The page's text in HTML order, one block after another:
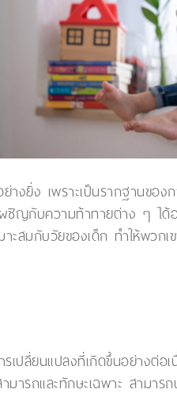
งยิ่ง เพราะเป็นรากฐานขอ
ญกับความท้าทายต่าง ๆ ไ
าะสมกับวัยของเด็ก ทำให้พว
ลี่ยนแปลงที่เกิดขึ้นอย่างต่อ
และทักษะเฉพาะ สามารถ